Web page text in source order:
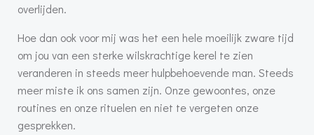
overlijden.
Hoe dan ook voor mij was het een hele moeilijk zware tijd
om jou van een sterke wilskrachtige kerel te zien
veranderen in steeds meer hulpbehoevende man. Steeds
meer miste ik ons samen zijn. Onze gewoontes, onze
routines en onze rituelen en niet te vergeten onze
gesprekken.